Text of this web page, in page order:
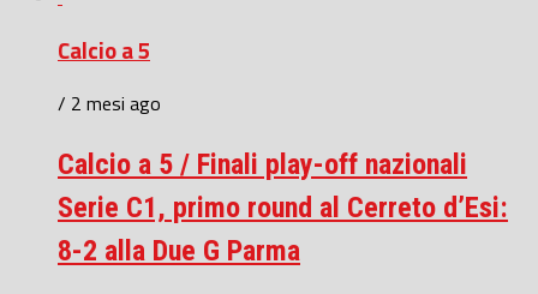
Calcio a 5
/ 2 mesi ago
Calcio a 5 / Finali play-off nazionali
Serie C1, primo round al Cerreto d’Esi:
8-2 alla Due G Parma